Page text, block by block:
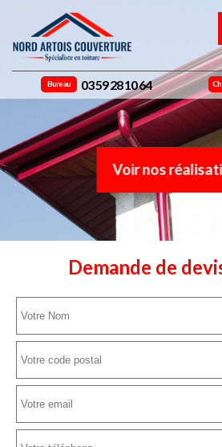
Bureau 03 59 28 10 64
Voir nos
Demande de